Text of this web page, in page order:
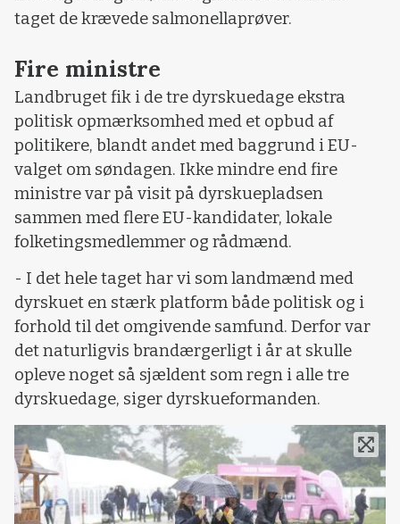
taget de krævede salmonellaprøver.
Fire ministre
Landbruget fik i de tre dyrskuedage ekstra
politisk opmærksomhed med et opbud af
politikere, blandt andet med baggrund i EU-
valget om søndagen. Ikke mindre end fire
ministre var på visit på dyrskuepladsen
sammen med flere EU-kandidater, lokale
folketingsmedlemmer og rådmænd.
- I det hele taget har vi som landmænd med
dyrskuet en stærk platform både politisk og i
forhold til det omgivende samfund. Derfor var
det naturligvis brandærgerligt i år at skulle
opleve noget så sjældent som regn i alle tre
dyrskuedage, siger dyrskueformanden.